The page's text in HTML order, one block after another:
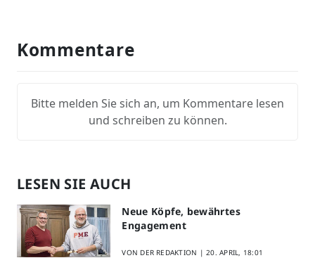
Kommentare
Bitte melden Sie sich an, um Kommentare lesen
und schreiben zu können.
LESEN SIE AUCH
Neue Köpfe, bewährtes
Engagement
VON DER REDAKTION |20. APRIL, 18:01